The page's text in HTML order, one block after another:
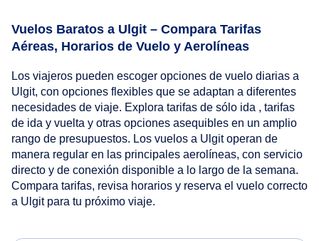
Vuelos Baratos a Ulgit – Compara Tarifas
Aéreas, Horarios de Vuelo y Aerolíneas
Los viajeros pueden escoger opciones de vuelo diarias a
Ulgit, con opciones flexibles que se adaptan a diferentes
necesidades de viaje. Explora tarifas de sólo ida , tarifas
de ida y vuelta y otras opciones asequibles en un amplio
rango de presupuestos. Los vuelos a Ulgit operan de
manera regular en las principales aerolíneas, con servicio
directo y de conexión disponible a lo largo de la semana.
Compara tarifas, revisa horarios y reserva el vuelo correcto
a Ulgit para tu próximo viaje.